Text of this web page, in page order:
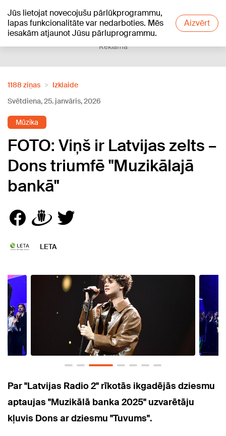
Jūs lietojat novecojušu pārlūkprogrammu,
lapas funkcionalitāte var nedarboties. Mēs
iesakām atjaunot Jūsu pārluprogrammu.
Aizvērt
+19°C
Reklāma
1188 ziņas
Izklaide
Svētdiena, 25. janvāris, 2026
Mūzika
FOTO: Viņš ir Latvijas zelts –
Dons triumfē "Muzikālajā
bankā"
LETA
Par "Latvijas Radio 2" rīkotās ikgadējās dziesmu
aptaujas "Muzikālā banka 2025" uzvarētāju
kļuvis Dons ar dziesmu "Tuvums".